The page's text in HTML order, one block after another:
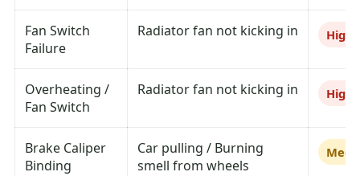
Fan Switch
Failure
Radiator fan not kicking in High
Overheating /
Fan Switch
Radiator fan not kicking in High
Brake Caliper
Binding
Car pulling / Burning
smell from wheels